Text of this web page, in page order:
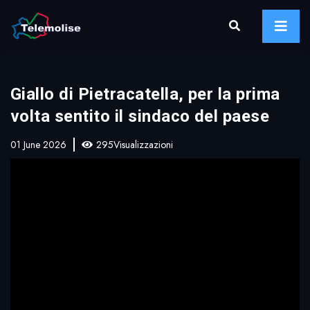
Giallo di Pietracatella, per la prima
volta sentito il sindaco del paese
01 June 2026 295Visualizzazioni